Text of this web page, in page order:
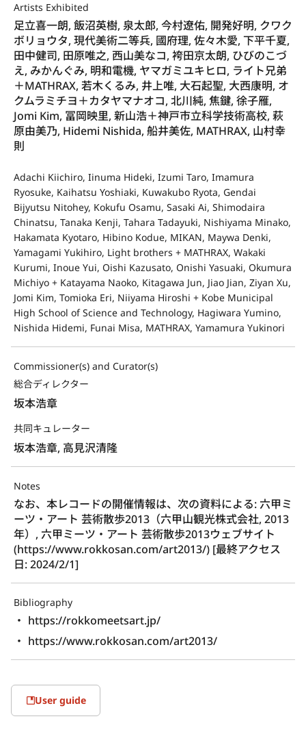
Artists Exhibited
足立喜一朗, 飯沼英樹, 泉太郎, 今村遼佑, 開発好明, クワク
ボリョウタ, 現代美術二等兵, 國府理, 佐々木愛, 下平千夏,
田中健司, 田原唯之, 西山美なコ, 袴田京太朗, ひびのこづ
え, みかんぐみ, 明和電機, ヤマガミユキヒロ, ライト兄弟
＋MATHRAX, 若木くるみ, 井上唯, 大石起聖, 大西康明, オ
クムラミチヨ＋カタヤマナオコ, 北川純, 焦鍵, 徐子雁,
Jomi Kim, 冨岡映里, 新山浩＋神戸市立科学技術高校, 萩
原由美乃, Hidemi Nishida, 船井美佐, MATHRAX, 山村幸
則
Adachi Kiichiro, Iinuma Hideki, Izumi Taro, Imamura
Ryosuke, Kaihatsu Yoshiaki, Kuwakubo Ryota, Gendai
Bijyutsu Nitohey, Kokufu Osamu, Sasaki Ai, Shimodaira
Chinatsu, Tanaka Kenji, Tahara Tadayuki, Nishiyama Minako,
Hakamata Kyotaro, Hibino Kodue, MIKAN, Maywa Denki,
Yamagami Yukihiro, Light brothers + MATHRAX, Wakaki
Kurumi, Inoue Yui, Oishi Kazusato, Onishi Yasuaki, Okumura
Michiyo + Katayama Naoko, Kitagawa Jun, Jiao Jian, Ziyan Xu,
Jomi Kim, Tomioka Eri, Niiyama Hiroshi + Kobe Municipal
High School of Science and Technology, Hagiwara Yumino,
Nishida Hidemi, Funai Misa, MATHRAX, Yamamura Yukinori
Commissioner(s) and Curator(s)
総合ディレクター
坂本浩章
共同キュレーター
坂本浩章, 高見沢清隆
Notes
なお、本レコードの開催情報は、次の資料による: 六甲ミ
ーツ・アート 芸術散歩2013（六甲山観光株式会社, 2013
年）, 六甲ミーツ・アート 芸術散歩2013ウェブサイト
(https://www.rokkosan.com/art2013/) [最終アクセス
日: 2024/2/1]
Bibliography
https://rokkomeetsart.jp/
https://www.rokkosan.com/art2013/
User guide